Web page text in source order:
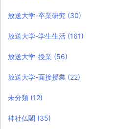
放送大学-卒業研究 (30)
放送大学-学生生活 (161)
放送大学-授業 (56)
放送大学-面接授業 (22)
未分類 (12)
神社仏閣 (35)